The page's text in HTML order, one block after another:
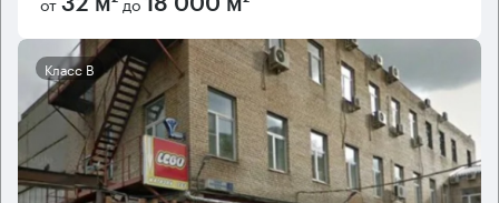
32 м² 18 000 м²
Класс B